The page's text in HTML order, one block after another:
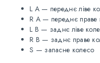
L A — переднє ліве
R A — переднє праве
L B — заднє ліве
R B — заднє праве
S — запасне колесо